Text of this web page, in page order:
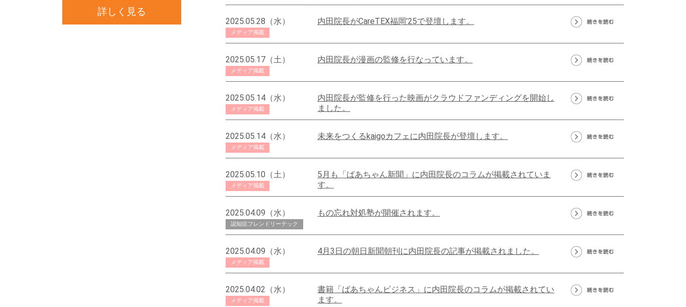
詳しく見る
2025.05.28（水）
メディア掲載
内田院長がCareTEX福岡’25で登壇します。
2025.05.17（土）
メディア掲載
内田院長が漫画の監修を行なっています。
2025.05.14（水）
メディア掲載
内田院長が監修を行った映画がクラウドファンディングを開始し
ました。
2025.05.14（水）
メディア掲載
未来をつくるkaigoカフェに内田院長が登壇します。
2025.05.10（土）
メディア掲載
5月も「ばあちゃん新聞」に内田院長のコラムが掲載されていま
す。
2025.04.09（水）
認知症フレンドリーテック
もの忘れ対処塾が開催されます。
2025.04.09（水）
メディア掲載
4月3日の朝日新聞朝刊に内田院長の記事が掲載されました。
2025.04.02（水）
メディア掲載
書籍「ばあちゃんビジネス」に内田院長のコラムが掲載されてい
ます。